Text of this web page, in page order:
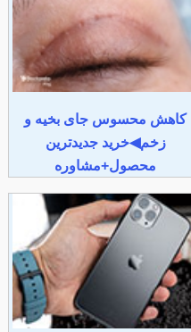
کاهش محسوس جای بخیه و
زخم◀خرید جدیدترین
محصول+مشاوره